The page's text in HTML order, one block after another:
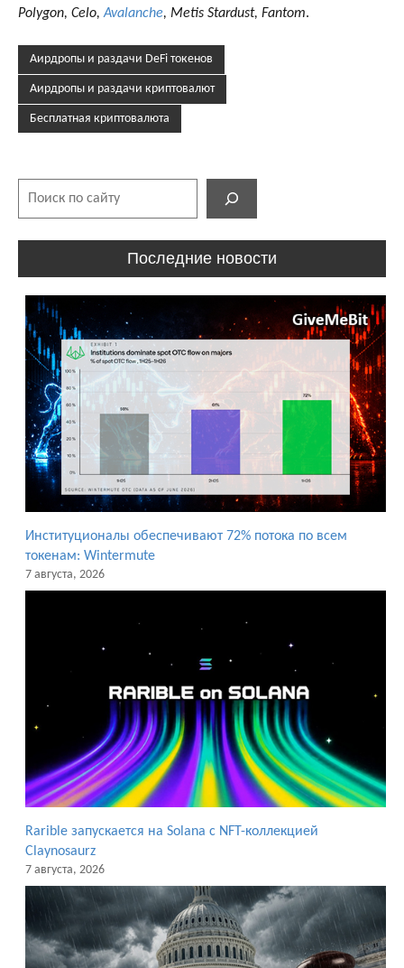
Polygon, Celo,Avalanche, Metis Stardust, Fantom.
Аирдропы и раздачи DeFi токенов
Аирдропы и раздачи криптовалют
Бесплатная криптовалюта
Последние новости
Институционалы обеспечивают 72% потока по всем
токенам: Wintermute
7 августа, 2026
Rarible запускается на Solana с NFT-коллекцией
Claynosaurz
7 августа, 2026